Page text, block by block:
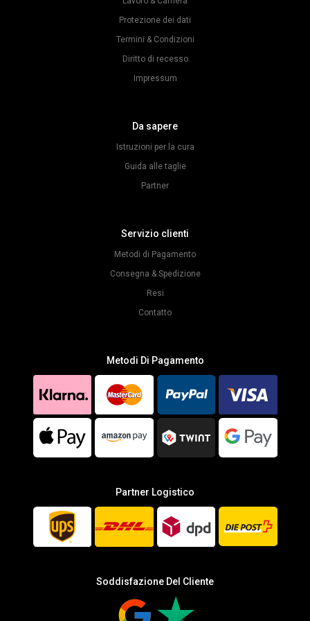
Protezione dei dati
Termini & Condizioni
Diritto di recesso
Impressum
Da sapere
Istruzioni per la cura
Guida alle taglie
Partner
Servizio clienti
Metodi di Pagamento
Consegna & Spedizione
Resi
Contatto
Metodi Di Pagamento
Partner Logistico
Soddisfazione Del Cliente